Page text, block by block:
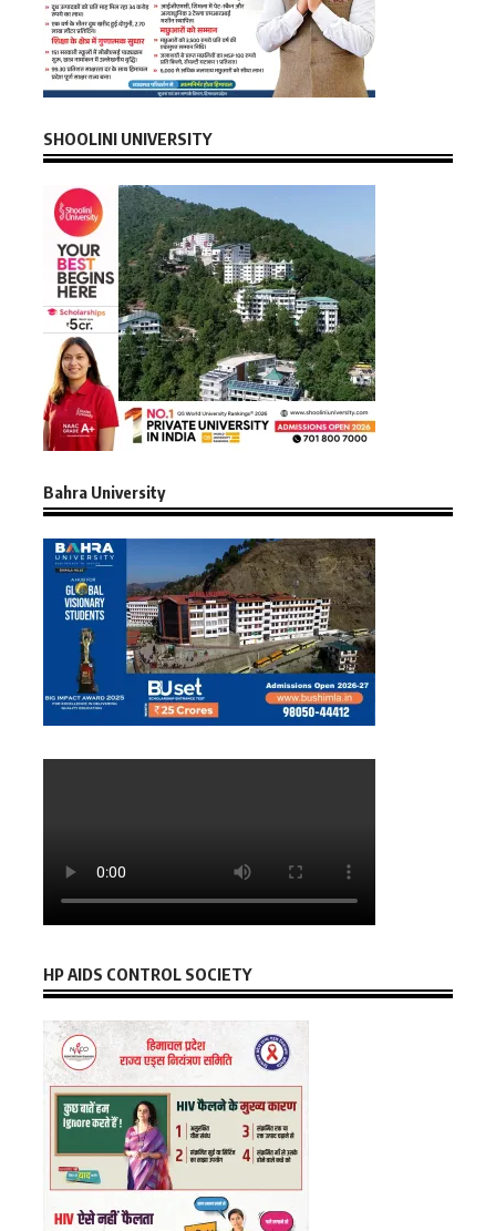
SHOOLINI UNIVERSITY
Bahra University
HP AIDS CONTROL SOCIETY